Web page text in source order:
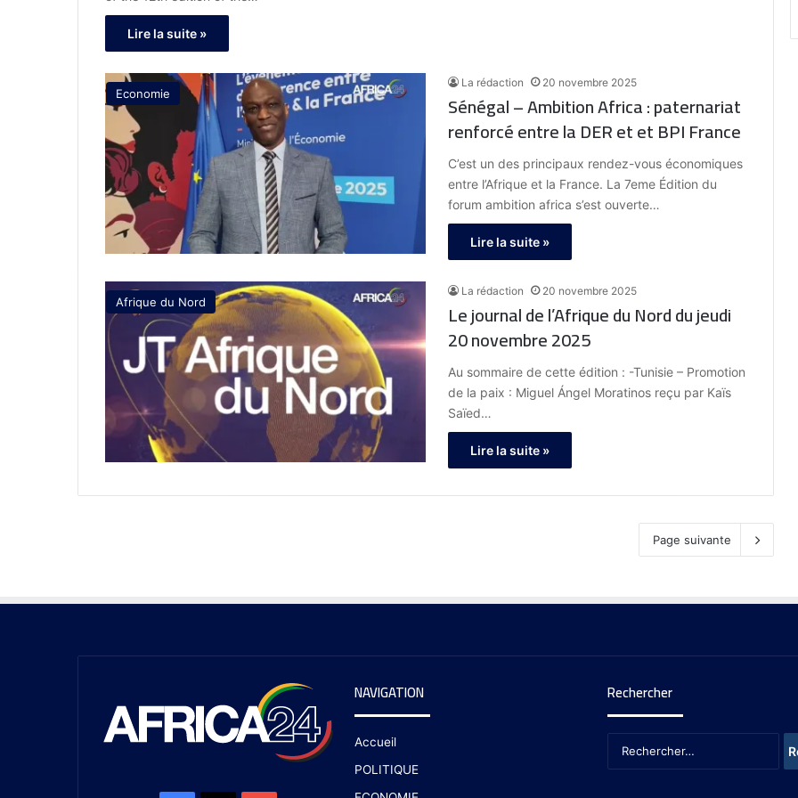
Lire la suite »
Economie
La rédaction 20 novembre 2025
Sénégal – Ambition Africa : paternariat
renforcé entre la DER et et BPI France
C’est un des principaux rendez-vous économiques
entre l’Afrique et la France. La 7eme Édition du
forum ambition africa s’est ouverte…
Lire la suite »
Afrique du Nord
La rédaction 20 novembre 2025
Le journal de l’Afrique du Nord du jeudi
20 novembre 2025
Au sommaire de cette édition : -Tunisie – Promotion
de la paix : Miguel Ángel Moratinos reçu par Kaïs
Saïed…
Lire la suite »
Page suivante
NAVIGATION
Accueil
POLITIQUE
Rechercher